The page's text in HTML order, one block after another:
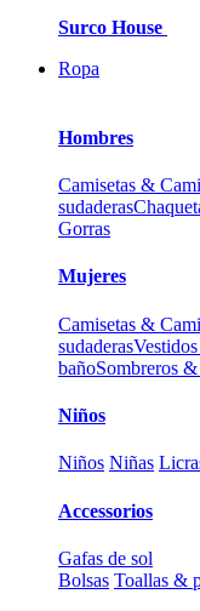
Surco House
Ropa
Hombres
Camisetas &
sudaderas
Gorras
Mujeres
Camisetas &
sudaderas
bañoSombreros
Niños
Niños Niñas
Accessorios
Gafas de sol
Bolsas Toallas &